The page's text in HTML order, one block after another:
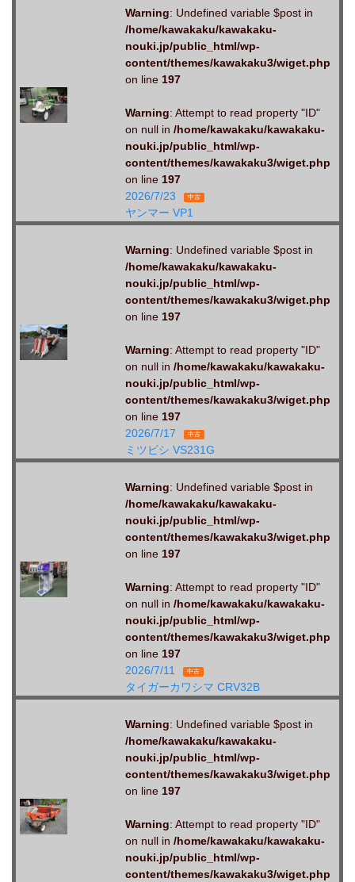
Warning: Undefined variable $post in
/home/kawakaku/kawakaku-
nouki.jp/public_html/wp-
content/themes/kawakaku3/wiget.php
on line 197
Warning: Attempt to read property "ID"
on null in /home/kawakaku/kawakaku-
nouki.jp/public_html/wp-
content/themes/kawakaku3/wiget.php
on line 197
2026/7/23
中古
ヤンマー VP1
Warning: Undefined variable $post in
/home/kawakaku/kawakaku-
nouki.jp/public_html/wp-
content/themes/kawakaku3/wiget.php
on line 197
Warning: Attempt to read property "ID"
on null in /home/kawakaku/kawakaku-
nouki.jp/public_html/wp-
content/themes/kawakaku3/wiget.php
on line 197
2026/7/17
中古
ミツビシ VS231G
Warning: Undefined variable $post in
/home/kawakaku/kawakaku-
nouki.jp/public_html/wp-
content/themes/kawakaku3/wiget.php
on line 197
Warning: Attempt to read property "ID"
on null in /home/kawakaku/kawakaku-
nouki.jp/public_html/wp-
content/themes/kawakaku3/wiget.php
on line 197
2026/7/11
中古
タイガーカワシマ CRV32B
Warning: Undefined variable $post in
/home/kawakaku/kawakaku-
nouki.jp/public_html/wp-
content/themes/kawakaku3/wiget.php
on line 197
Warning: Attempt to read property "ID"
on null in /home/kawakaku/kawakaku-
nouki.jp/public_html/wp-
content/themes/kawakaku3/wiget.php